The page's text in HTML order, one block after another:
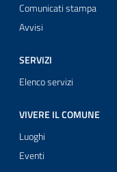
Comunicati stampa
Avvisi
SERVIZI
Elenco servizi
VIVERE IL COMUNE
Luoghi
Eventi